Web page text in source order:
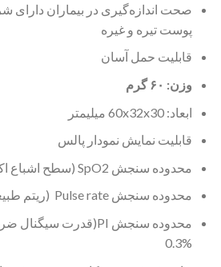
صحت اندازه‌گیری در بیماران
پوست تیره و غیره
قابلیت حمل آسان
وزن: ۶۰ گرم
ابعاد: 60x32x30 میلیمتر
قابلیت نمایش نمودار پالس
محدوده سنجش SpO2 (سطح اشباع اکسیژن خون) : %100-70
محدوده سنجش Pulse rate (ریتم طبیعی قلب): 30-250bpm
%0.3